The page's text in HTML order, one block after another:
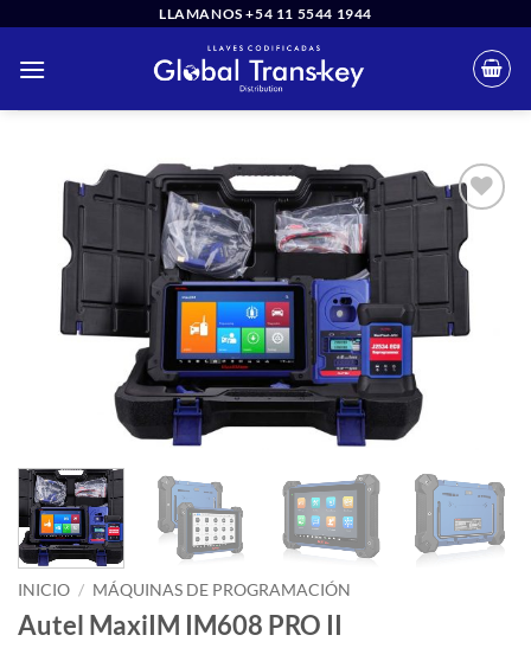
contenido
LLAMANOS +54 11 5544 1944
Añadir
lista
de
deseos
INICIO / MÁQUINAS DE PROGRAMACIÓN
Autel MaxiIM IM608 PRO II